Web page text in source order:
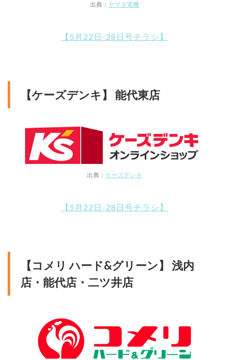
出典： ヤマダ電機
【5月22日-28日号チラシ】
【ケーズデンキ】 能代東店
出典： ケーズデンキ
【5月22日-28日号チラシ】
【コメリ ハード&グリーン】 浅内
店・能代店・二ツ井店